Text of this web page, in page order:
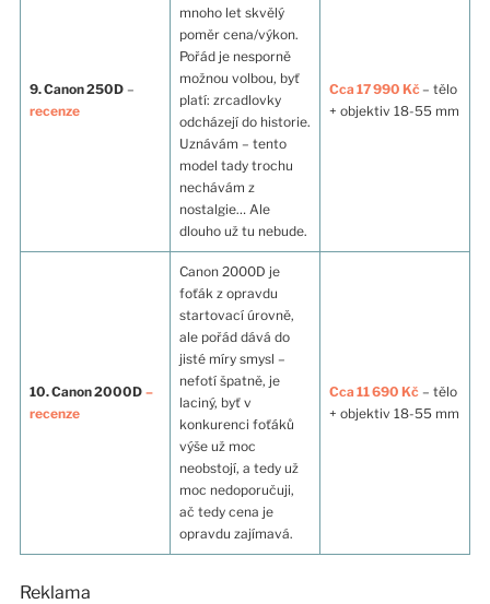
9. Canon 250D–
recenze
mnoho let skvělý
poměr cena/výkon.
Pořád je nesporně
možnou volbou, byť
platí: zrcadlovky
odcházejí do historie.
Uznávám – tento
model tady trochu
nechávám z
nostalgie… Ale
dlouho už tu nebude.
Cca 17 990 Kč– tělo
+ objektiv 18-55 mm
10. Canon 2000D –
recenze
Canon 2000D je
foťák z opravdu
startovací úrovně,
ale pořád dává do
jisté míry smysl –
nefotí špatně, je
laciný, byť v
konkurenci foťáků
výše už moc
neobstojí, a tedy už
moc nedoporučuji,
ač tedy cena je
opravdu zajímavá.
Cca 11 690 Kč– tělo
+ objektiv 18-55 mm
Reklama